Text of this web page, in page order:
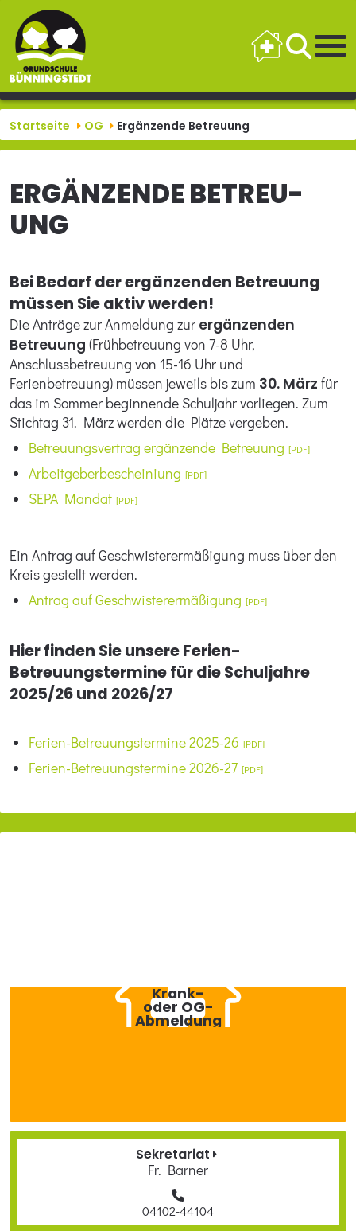
Startseite OG Ergänzende Betreuung
ERGÄNZEN­DE BETREU­
UNG
Bei Bedarf der ergänzenden Betreuung
müssen Sie aktiv werden!
Die Anträge zur Anmeldung zur ergänzenden
Betreuung (Frühbetreuung von 7-8 Uhr,
Anschlussbetreuung von 15-16 Uhr und
Ferienbetreuung) müssen jeweils bis zum 30. März für
das im Sommer beginnende Schuljahr vorliegen. Zum
Stichtag 31. März werden die Plätze vergeben.
Betreuungsvertrag ergänzende Betreuung
Arbeitgeberbescheiniung
SEPA Mandat
Ein Antrag auf Geschwisterermäßigung muss über den
Kreis gestellt werden.
Antrag auf Geschwisterermäßigung
Hier finden Sie unsere Ferien-
Betreuungstermine für die Schuljahre
2025/26 und 2026/27
Ferien-Betreuungstermine 2025-26
Ferien-Betreuungstermine 2026-27
Krank-
oder OG-
Ab­meldung
Sekretariat
Fr. Barner
04102-44104